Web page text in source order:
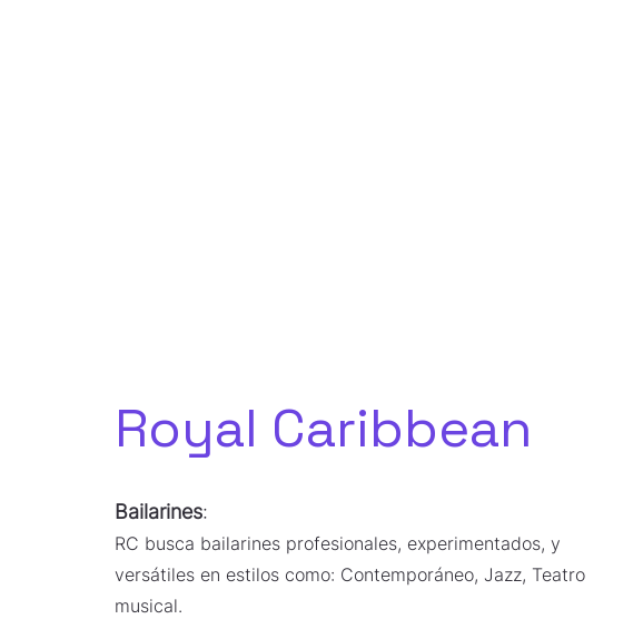
Royal Caribbean​​​
Bailarines:
RC busca bailarines profesionales, experimentados, y
versátiles en estilos como: Contemporáneo, Jazz, Teatro
musical.